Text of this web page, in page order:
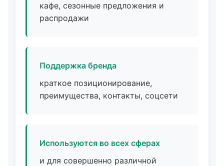
кафе, сезонные предложения и
распродажи
Поддержка бренда
краткое позиционирование,
преимущества, контакты, соцсети
Используются во всех сферах
и для совершенно различной